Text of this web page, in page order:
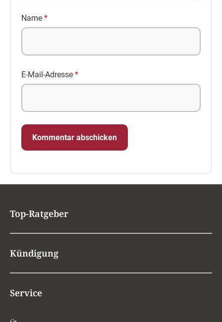
Name *
E-Mail-Adresse *
Top-Ratgeber
Kündigung
Service